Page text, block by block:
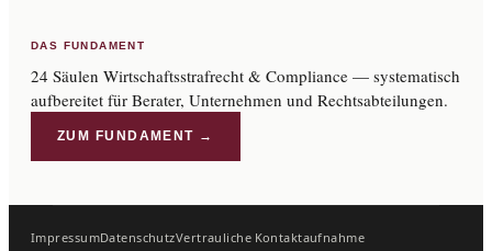
DAS FUNDAMENT
24 Säulen Wirtschaftsstrafrecht & Compliance — systematisch
aufbereitet für Berater, Unternehmen und Rechtsabteilungen.
ZUM FUNDAMENT →
ImpressumDatenschutzVertrauliche Kontaktaufnahme